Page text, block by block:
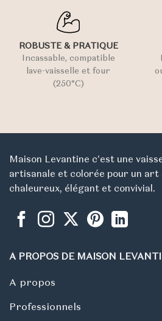
ROBUSTE & PRATIQUE
Incassable, compatible
lave-vaisselle et four
(250°C)
Maison Levantine c'est une
artisanale et colorée pour un art
chaleureux, élégant et convivial.
A PROPOS DE MAISON
A propos
Professionnels